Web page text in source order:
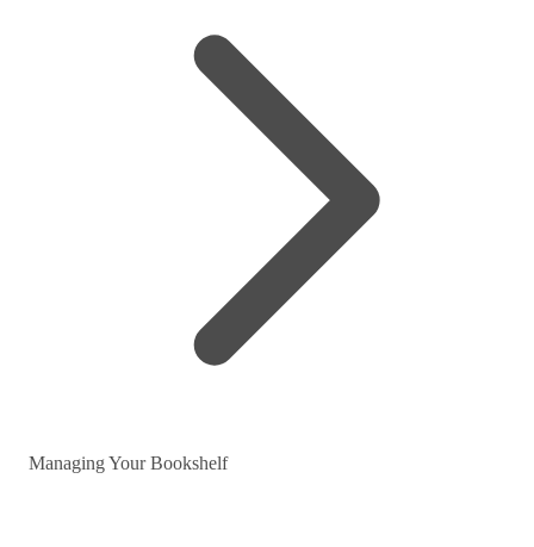
Managing Your Bookshelf